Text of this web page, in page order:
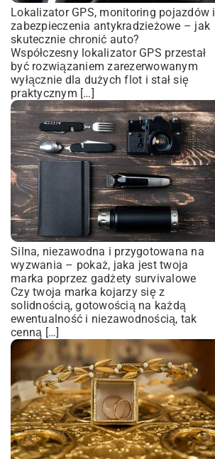
Lokalizator GPS, monitoring pojazdów i
zabezpieczenia antykradzieżowe – jak
skutecznie chronić auto?
Współczesny lokalizator GPS przestał
być rozwiązaniem zarezerwowanym
wyłącznie dla dużych flot i stał się
praktycznym […]
Silna, niezawodna i przygotowana na
wyzwania – pokaż, jaka jest twoja
marka poprzez gadżety survivalowe
Czy twoja marka kojarzy się z
solidnością, gotowością na każdą
ewentualność i niezawodnością, tak
cenną […]